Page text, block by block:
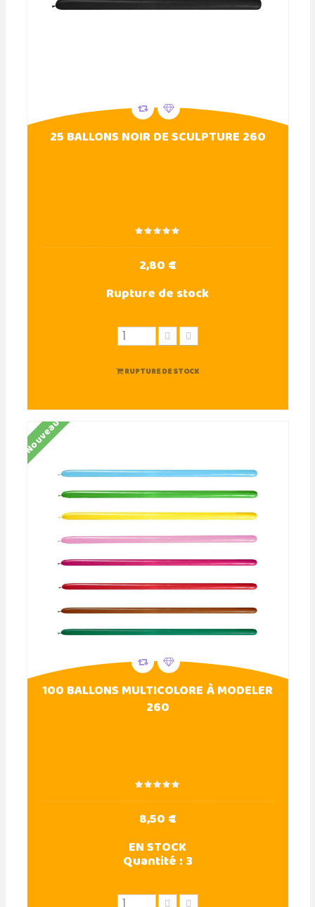
25 BALLONS NOIR DE SCULPTURE 260
2,80 €
Rupture de stock
RUPTURE DE STOCK
Nouveau
100 BALLONS MULTICOLORE À MODELER
260
8,50 €
EN STOCK
Quantité :3